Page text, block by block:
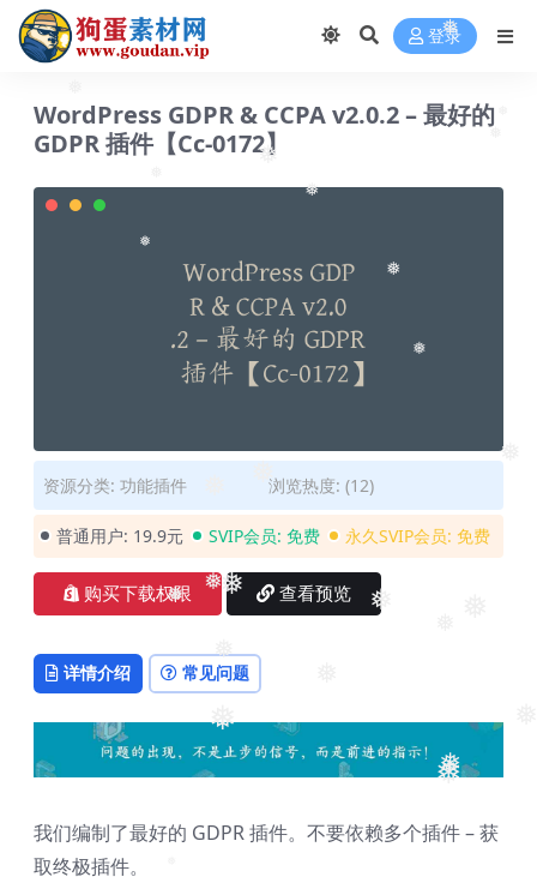
❅
❅
❅
❅
❅
❅
❅
❅
❅
❅
❅
❅
❅
登录
WordPress GDPR & CCPA v2.0.2 – 最好的
GDPR 插件【Cc-0172】
资源分类: 功能插件 浏览热度: (12)
普通用户: 19.9元 SVIP会员: 免费 永久SVIP会员: 免费
购买下载权限 查看预览
详情介绍 常见问题
我们编制了最好的 GDPR 插件。不要依赖多个插件 – 获
取终极插件。